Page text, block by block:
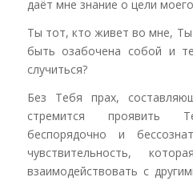
даёт мне знание о цели
Ты тот, кто живет во мне,
быть озабочена собой и
случиться?
Без Тебя прах,
стремится проявить
беспорядочно и
чувствительность,
взаимодействовать с